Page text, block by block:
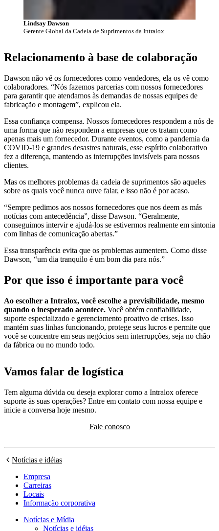
Lindsay Dawson
Gerente Global da Cadeia de Suprimentos da Intralox
Relacionamento à base de colaboração
Dawson não vê os fornecedores como vendedores, ela os vê como
colaboradores. “Nós fazemos parcerias com nossos fornecedores
para garantir que atendamos às demandas de nossas equipes de
fabricação e montagem”, explicou ela.
Essa confiança compensa. Nossos fornecedores respondem a nós de
uma forma que não respondem a empresas que os tratam como
apenas mais um fornecedor. Durante eventos, como a pandemia da
COVID-19 e grandes desastres naturais, esse espírito colaborativo
fez a diferença, mantendo as interrupções invisíveis para nossos
clientes.
Mas os melhores problemas da cadeia de suprimentos são aqueles
sobre os quais você nunca ouve falar, e isso não é por acaso.
“Sempre pedimos aos nossos fornecedores que nos deem as más
notícias com antecedência”, disse Dawson. “Geralmente,
conseguimos intervir e ajudá-los se estivermos realmente em sintonia
com linhas de comunicação abertas.”
Essa transparência evita que os problemas aumentem. Como disse
Dawson, “um dia tranquilo é um bom dia para nós.”
Por que isso é importante para você
Ao escolher a Intralox, você escolhe a previsibilidade, mesmo
quando o inesperado acontece. Você obtém confiabilidade,
suporte especializado e gerenciamento proativo de crises. Isso
mantém suas linhas funcionando, protege seus lucros e permite que
você se concentre em seus negócios sem interrupções, seja no chão
da fábrica ou no mundo todo.
Vamos falar de logística
Tem alguma dúvida ou deseja explorar como a Intralox oferece
suporte às suas operações? Entre em contato com nossa equipe e
inicie a conversa hoje mesmo.
Fale conosco
Notícias e idéias
Empresa
Carreiras
Locais
Informação corporativa
Notícias e Mídia
Notícias e idéias